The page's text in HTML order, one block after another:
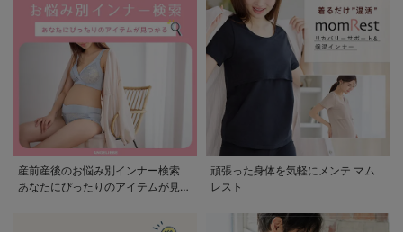
産前産後のお悩み別インナー検索
あなたにぴったりのアイテムが見つ
頑張った身体を気軽にメンテ マム
レスト